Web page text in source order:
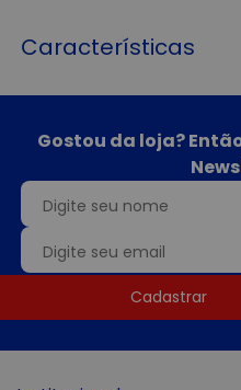
Características
Gostou da loja?
Cadastrar